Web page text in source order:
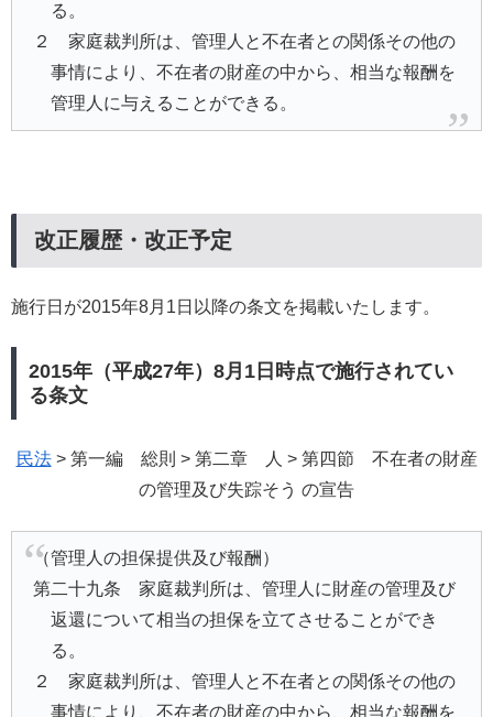
る。
２ 家庭裁判所は、管理人と不在者との関係その他の
事情により、不在者の財産の中から、相当な報酬を
管理人に与えることができる。
改正履歴・改正予定
施行日が2015年8月1日以降の条文を掲載いたします。
2015年（平成27年）8月1日時点で施行されてい
る条文
民法> 第一編 総則 > 第二章 人 > 第四節 不在者の財産
の管理及び失踪そう の宣告
（管理人の担保提供及び報酬）
第二十九条 家庭裁判所は、管理人に財産の管理及び
返還について相当の担保を立てさせることができ
る。
２ 家庭裁判所は、管理人と不在者との関係その他の
事情により、不在者の財産の中から、相当な報酬を